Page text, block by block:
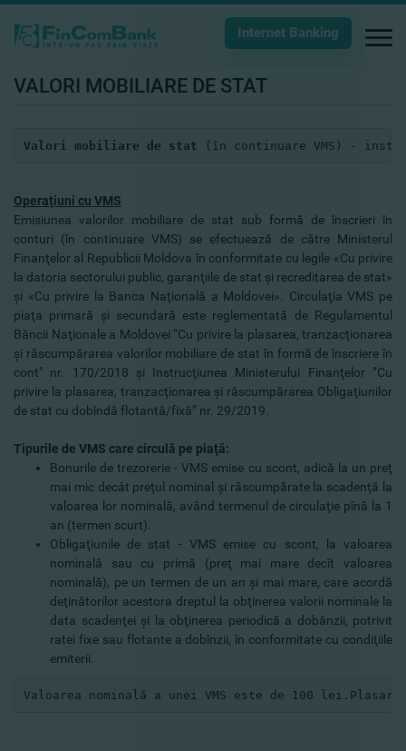
Internet Banking
VALORI MOBILIARE DE STAT
Valori mobiliare de stat (în continuare VMS) -
Operaţiuni cu VMS
Emisiunea valorilor mobiliare de stat sub formă de înscrieri în
conturi (în continuare VMS) se efectuează de către Ministerul
Finanţelor al Republicii Moldova în conformitate cu legile «Cu privire
la datoria sectorului public, garanţiile de stat şi recreditarea de stat»
şi «Cu privire la Banca Naţională a Moldovei». Circulaţia VMS pe
piaţa primară şi secundară este reglementată de Regulamentul
Băncii Naţionale a Moldovei “Cu privire la plasarea, tranzacţionarea
şi răscumpărarea valorilor mobiliare de stat în formă de înscriere în
cont" nr. 170/2018 şi Instrucţiunea Ministerului Finanţelor ”Cu
privire la plasarea, tranzacţionarea şi răscumpărarea Obligaţiunilor
de stat cu dobîndă flotantă/fixă” nr. 29/2019.
Tipurile de VMS care circulă pe piaţă:
Bonurile de trezorerie - VMS emise cu scont, adică la un preţ
mai mic decât preţul nominal şi răscumpărate la scadenţă la
valoarea lor nominală, având termenul de circulaţie pînă la 1
an (termen scurt).
Obligaţiunile de stat - VMS emise cu scont, la valoarea
nominală sau cu primă (preţ mai mare decît valoarea
nominală), pe un termen de un an şi mai mare, care acordă
deţinătorilor acestora dreptul la obţinerea valorii nominale la
data scadenţei şi la obţinerea periodică a dobânzii, potrivit
ratei fixe sau flotante a dobînzii, în conformitate cu condiţiile
emiterii.
Valoarea nominală a unei VMS este de 100